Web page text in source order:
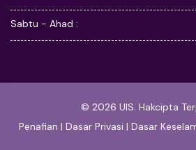
Sabtu - Ahad :
© 2026 UIS. Hakcipta
Penafian | Dasar Privasi | Dasar